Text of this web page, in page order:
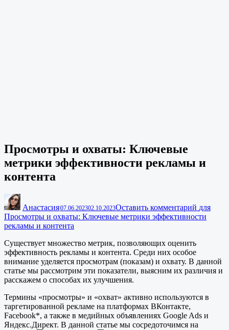
Просмотры и охваты: Ключевые
метрики эффективности рекламы и
контента
Анастасия07.06.202302.10.2023Оставить комментарий для
Просмотры и охваты: Ключевые метрики эффективности
рекламы и контента
Существует множество метрик, позволяющих оценить
эффективность рекламы и контента. Среди них особое
внимание уделяется просмотрам (показам) и охвату. В данной
статье мы рассмотрим эти показатели, выясним их различия и
расскажем о способах их улучшения.
Термины «просмотры» и «охват» активно используются в
таргетированной рекламе на платформах ВКонтакте,
Facebook*, а также в медийных объявлениях Google Ads и
Яндекс.Директ. В данной статье мы сосредоточимся на